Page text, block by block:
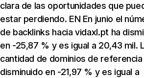
clara de las oportunidades que
estar perdiendo. EN En junio el
de backlinks hacia vidaxl.pt ha
en -25,87 % y es igual a 20,43 mil.
cantidad de dominios de referencia
disminuido en -21,97 % y es igual a